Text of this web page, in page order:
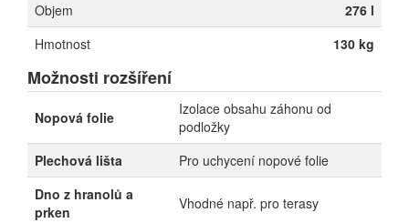
Objem
276 l
Hmotnost
130 kg
Možnosti rozšíření
Nopová folie
Izolace obsahu záhonu od
podložky
Plechová lišta
Pro uchycení nopové folie
Dno z hranolů a
prken
Vhodné např. pro terasy